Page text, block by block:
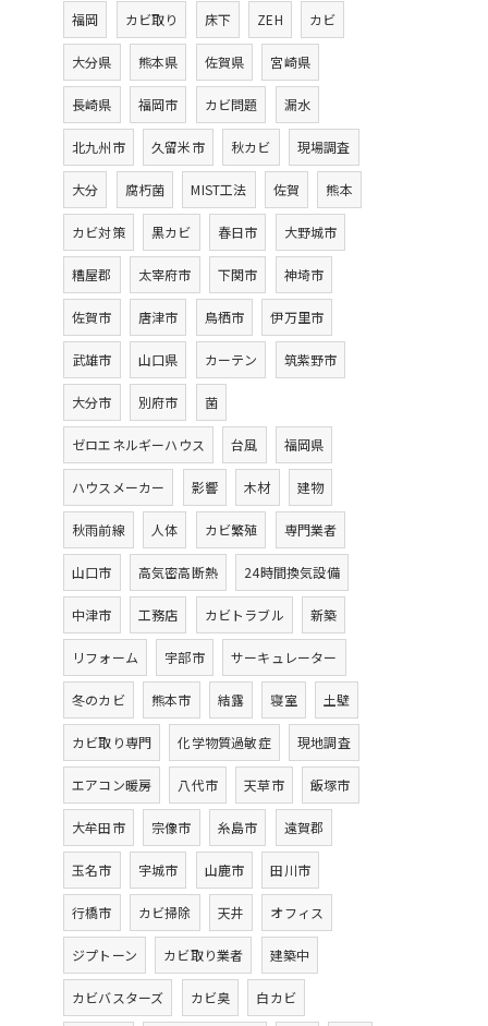
福岡 カビ取り 床下 ZEH カビ
大分県 熊本県 佐賀県 宮崎県
長崎県 福岡市 カビ問題 漏水
北九州市 久留米市 秋カビ 現場調査
大分 腐朽菌 MIST工法 佐賀 熊本
カビ対策 黒カビ 春日市 大野城市
糟屋郡 太宰府市 下関市 神埼市
佐賀市 唐津市 鳥栖市 伊万里市
武雄市 山口県 カーテン 筑紫野市
大分市 別府市 菌
ゼロエネルギーハウス 台風 福岡県
ハウスメーカー 影響 木材 建物
秋雨前線 人体 カビ繁殖 専門業者
山口市 高気密高断熱 24時間換気設備
中津市 工務店 カビトラブル 新築
リフォーム 宇部市 サーキュレーター
冬のカビ 熊本市 結露 寝室 土壁
カビ取り専門 化学物質過敏症 現地調査
エアコン暖房 八代市 天草市 飯塚市
大牟田市 宗像市 糸島市 遠賀郡
玉名市 宇城市 山鹿市 田川市
行橋市 カビ掃除 天井 オフィス
ジプトーン カビ取り業者 建築中
カビバスターズ カビ臭 白カビ